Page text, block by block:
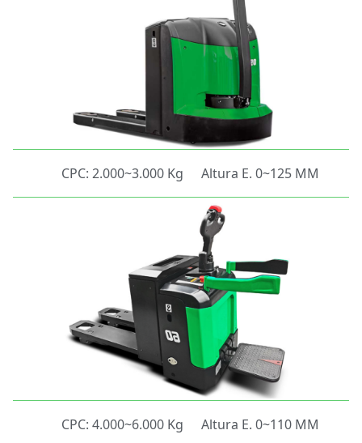
CPC: 2.000~3.000 Kg Altura E. 0~125 MM
CPC: 4.000~6.000 Kg Altura E. 0~110 MM